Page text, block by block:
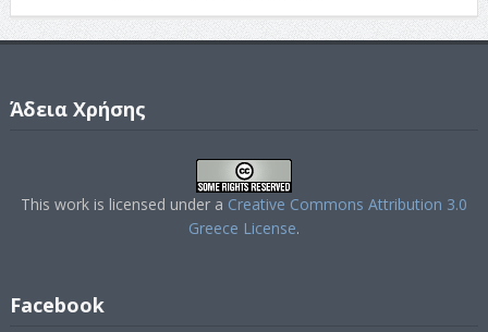
Άδεια Χρήσης
This work is licensed under a Creative Commons Attribution 3.0
Greece License.
Facebook